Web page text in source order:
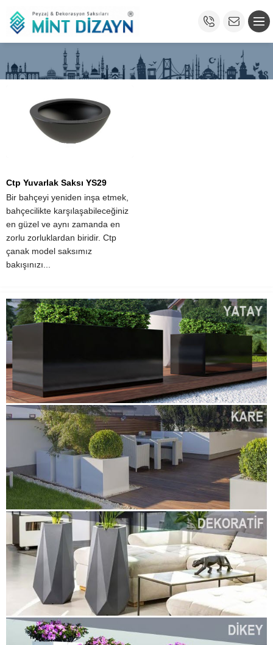
Ctp Yuvarlak Saksı YS29
Bir bahçeyi yeniden inşa etmek,
bahçecilikte karşılaşabileceğiniz
en güzel ve aynı zamanda en
zorlu zorluklardan biridir. Ctp
çanak model saksımız
bakışınızı...